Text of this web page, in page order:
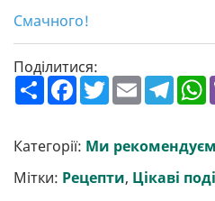
Смачного!
Поділитися:
П
о
р
и
т
и
F
a
b
o
o
k
T
w
e
r
E
m
l
T
e
g
r
a
m
h
s
A
p
p
Категорії: Ми
Мітки: Рецепти, Цікаві